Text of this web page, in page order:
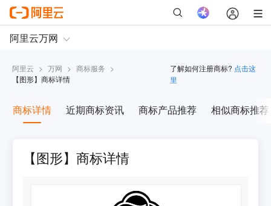
阿里云 > 万网 > 商标服务 >
【图形】商标详情
了解如何注册商标? 点击这
里
商标详情 近期商标资讯 商标产品推荐 相似商标推荐
【图形】商标详情